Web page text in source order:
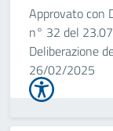
Approvato con
n° 32 del
Deliberazione
26/02/2025